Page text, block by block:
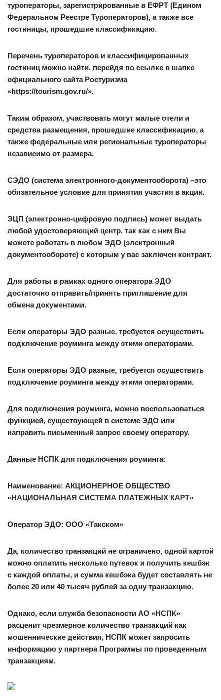
туроператоры, зарегистрированные в ЕФРТ (Едином
Федеральном Реестре Туроператоров), а также все
гостиницы, прошедшие классификацию.
Перечень туроператоров и классифицированных
гостиниц можно найти, перейдя по ссылке в шапке
официального сайта Ростуризма
«https://tourism.gov.ru/».
Таким образом, участвовать могут малые отели и
средства размещения, прошедшие классификацию, а
также федеральные или региональные туроператоры
независимо от размера.
СЭДО (система электронного-документооборота) –это
обязательное условие для принятия участия в акции.
ЭЦП (электронно-цифровую подпись) может выдать
любой удостоверяющий центр, так как с ним Вы
можете работать в любом ЭДО (электронный
документообороте) с которым у вас заключен контракт.
Для работы в рамках одного оператора ЭДО
достаточно отправить/принять приглашение для
обмена документами.
Если операторы ЭДО разные, требуется осуществить
подключение роуминга между этими операторами.
Если операторы ЭДО разные, требуется осуществить
подключение роуминга между этими операторами.
Для подключения роуминга, можно воспользоваться
функцией, существующей в системе ЭДО или
направить письменный запрос своему оператору.
Данные НСПК для подключения роуминга:
Наименование: АКЦИОНЕРНОЕ ОБЩЕСТВО
«НАЦИОНАЛЬНАЯ СИСТЕМА ПЛАТЕЖНЫХ КАРТ»
Оператор ЭДО: ООО «Такском»
Да, количество транзакций не ограничено, одной картой
можно оплатить несколько путевок и получить кешбэк
с каждой оплаты, и сумма кешбэка будет составлять не
более 20 или 40 тысяч рублей за одну транзакцию.
Однако, если служба безопасности АО «НСПК»
расценит чрезмерное количество транзакций как
мошеннические действия, НСПК может запросить
информацию у партнера Программы по проведенным
транзакциям.